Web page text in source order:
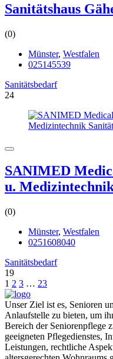
Sanitätshaus
(0)
Münster, Westfalen
025145539
Sanitätsbedarf
24
SANIMED
u.
(0)
Münster, Westfalen
0251608040
Sanitätsbedarf
19
1 2 3 … 23
Unser Ziel ist es, Senioren
Anlaufstelle zu bieten, um
Bereich der Seniorenpflege
geeigneten Pflegedienstes,
Leistungen, rechtliche